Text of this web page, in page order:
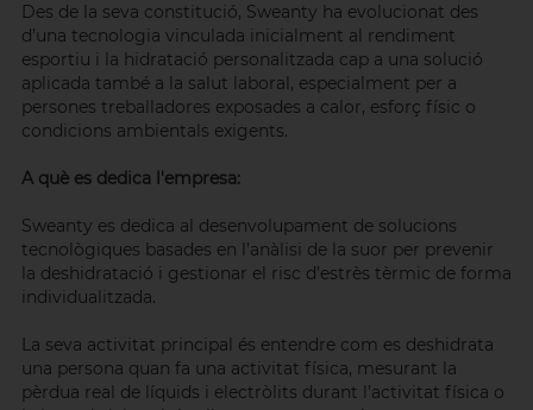
Des de la seva constitució, Sweanty ha evolucionat des
d’una tecnologia vinculada inicialment al rendiment
esportiu i la hidratació personalitzada cap a una solució
aplicada també a la salut laboral, especialment per a
persones treballadores exposades a calor, esforç físic o
condicions ambientals exigents.
A què es dedica l'empresa:
Sweanty es dedica al desenvolupament de solucions
tecnològiques basades en l’anàlisi de la suor per prevenir
la deshidratació i gestionar el risc d’estrès tèrmic de forma
individualitzada.
La seva activitat principal és entendre com es deshidrata
una persona quan fa una activitat física, mesurant la
pèrdua real de líquids i electròlits durant l’activitat física o